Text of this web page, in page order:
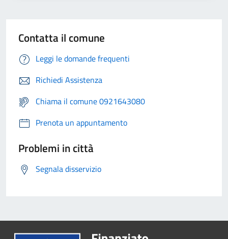
Contatta il comune
Leggi le domande frequenti
Richiedi Assistenza
Chiama il comune 0921643080
Prenota un appuntamento
Problemi in città
Segnala disservizio